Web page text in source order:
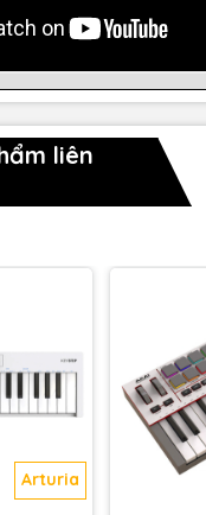
đèn nền, có thể gán,
với tính năng Note Repeat.
cùng của bro.
gán để điều khiển các
DAW.
cho phép bạn phát
tạp hoặc hợp âm tùy
giúp loại bỏ các nốt
đủ tính năng với các
liên
Arturia